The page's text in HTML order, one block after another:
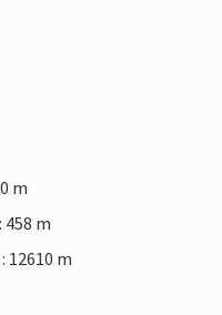
m
m
12610 m